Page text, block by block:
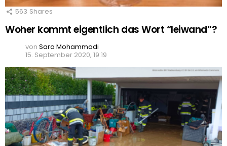
563 Shares
Woher kommt eigentlich das Wort “leiwand”?
von Sara Mohammadi
15. September 2020, 19:19